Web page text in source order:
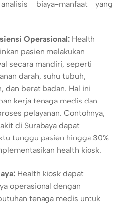
biaya-manfaat yang
Operasional:Health
pasien melakukan
secara mandiri, seperti
darah, suhu tubuh,
dan berat badan. Hal ini
kerja tenaga medis dan
pelayanan. Contohnya,
di Surabaya dapat
tunggu pasien hingga 30%
health kiosk.
Health kiosk dapat
operasional dengan
tenaga medis untuk